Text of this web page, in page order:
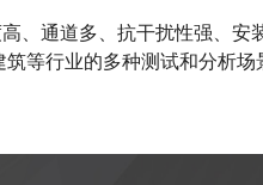
、通道多、抗干扰性强、
等行业的多种测试和分析场